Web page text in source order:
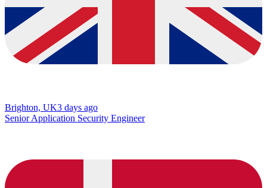
Brighton, UK3 days ago
Senior Application Security Engineer